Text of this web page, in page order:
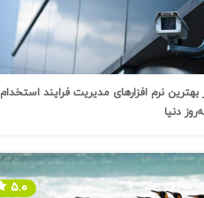
بهترین نرم افزارهای مدیریت فرایند استخدام
۵.۰